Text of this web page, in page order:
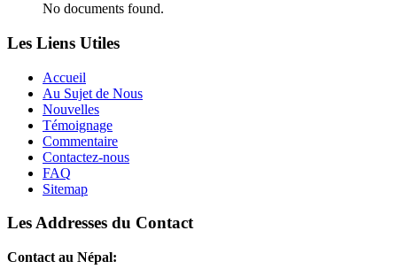
No documents found.
Les Liens Utiles
Accueil
Au Sujet de Nous
Nouvelles
Témoignage
Commentaire
Contactez-nous
FAQ
Sitemap
Les Addresses du Contact
Contact au Népal: